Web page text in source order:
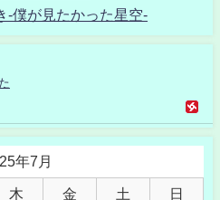
-僕が見たかった星空-
年7月
木 金 土 日